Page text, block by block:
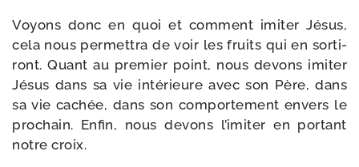
Voyons donc en quoi et com­ment imi­ter Jésus,
cela nous per­met­tra de voir les fruits qui en sor­ti­
ront. Quant au pre­mier point, nous devons imi­ter
Jésus dans sa vie inté­rieure avec son Père, dans
sa vie cachée, dans son com­por­te­ment envers le
pro­chain. Enfin, nous devons l’imiter en por­tant
notre croix.